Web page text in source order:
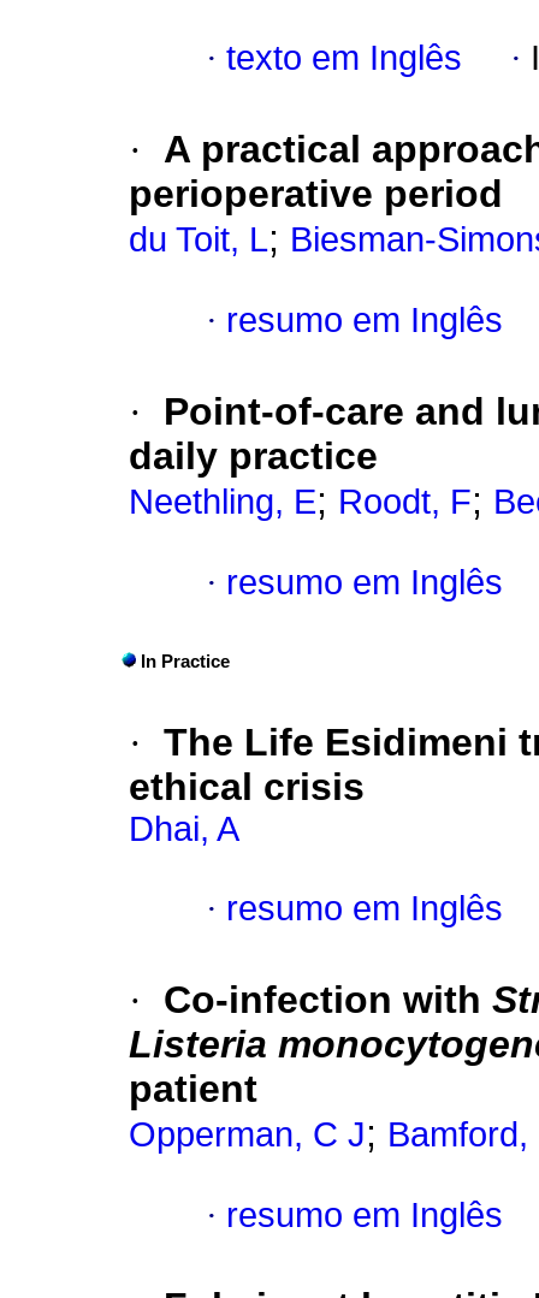
· texto em Inglês ·
·
A practical
perioperative period
du Toit, L; Biesman-
· resumo em Inglês
·
Point-of-care and
daily practice
Neethling, E; Roodt, F;
· resumo em Inglês
In Practice
· The Life Esidimeni
ethical crisis
Dhai, A
· resumo em Inglês
· Co-infection with
Listeria
patient
Opperman, C J; Bamford,
· resumo em Inglês